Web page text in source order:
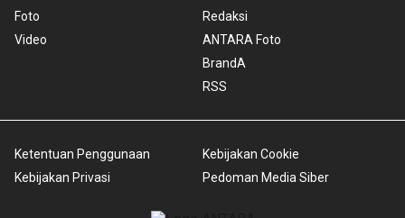
Foto
Video
Redaksi
ANTARA Foto
BrandA
RSS
Ketentuan Penggunaan
Kebijakan Privasi
Kebijakan Cookie
Pedoman Media Siber